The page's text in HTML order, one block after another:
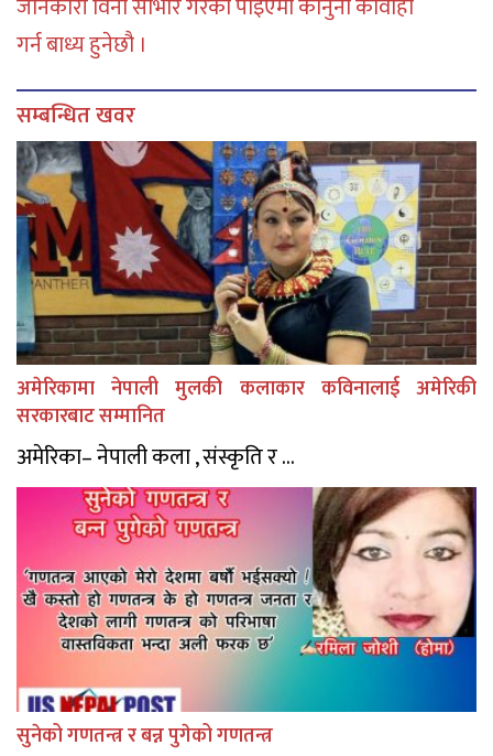
जानकारी विना साभार गरेको पाइएमा कानुनी कार्वाही
गर्न बाध्य हुनेछौ ।
सम्बन्धित खवर
अमेरिकामा नेपाली मुलकी कलाकार कविनालाई अमेरिकी
सरकारबाट सम्मानित
अमेरिका– नेपाली कला , संस्कृति र ...
सुनेको गणतन्त्र र बन्न पुगेको गणतन्त्र